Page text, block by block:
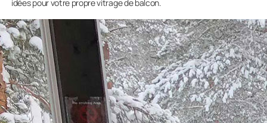
idées pour votre propre vitrage de balcon.